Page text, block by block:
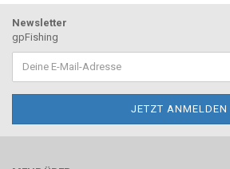
Newsletter
gpFishing